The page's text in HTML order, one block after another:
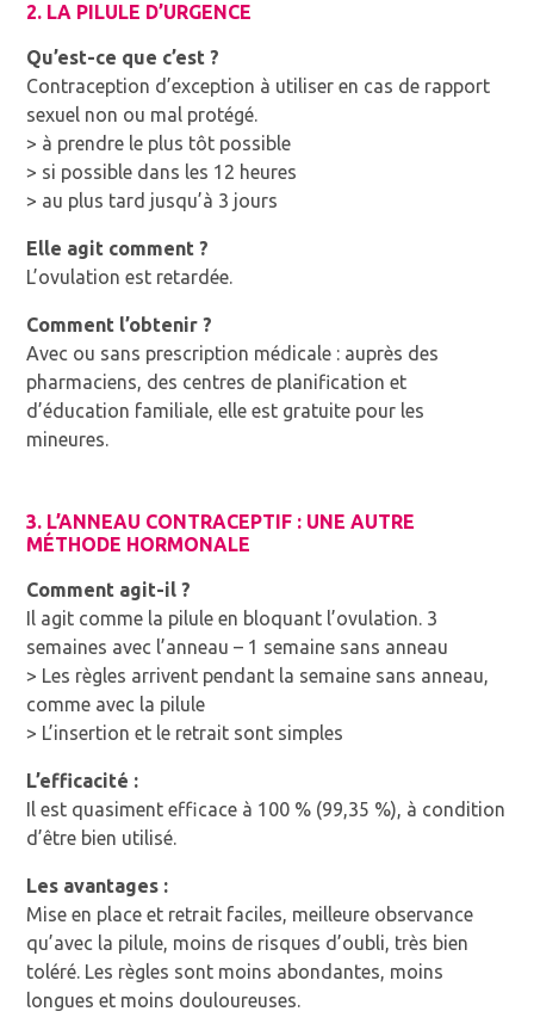
2. LA PILULE D’URGENCE
Qu’est-ce que c’est ?
Contraception d’exception à utiliser en cas de rapport
sexuel non ou mal protégé.
> à prendre le plus tôt possible
> si possible dans les 12 heures
> au plus tard jusqu’à 3 jours
Elle agit comment ?
L’ovulation est retardée.
Comment l’obtenir ?
Avec ou sans prescription médicale : auprès des
pharmaciens, des centres de planification et
d’éducation familiale, elle est gratuite pour les
mineures.
3. L’ANNEAU CONTRACEPTIF : UNE AUTRE
MÉTHODE HORMONALE
Comment agit-il ?
Il agit comme la pilule en bloquant l’ovulation. 3
semaines avec l’anneau – 1 semaine sans anneau
> Les règles arrivent pendant la semaine sans anneau,
comme avec la pilule
> L’insertion et le retrait sont simples
L’efficacité :
Il est quasiment efficace à 100 % (99,35 %), à condition
d’être bien utilisé.
Les avantages :
Mise en place et retrait faciles, meilleure observance
qu’avec la pilule, moins de risques d’oubli, très bien
toléré. Les règles sont moins abondantes, moins
longues et moins douloureuses.